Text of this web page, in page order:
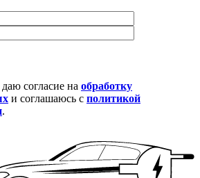
согласие на обработку
и соглашаюсь с политикой
.